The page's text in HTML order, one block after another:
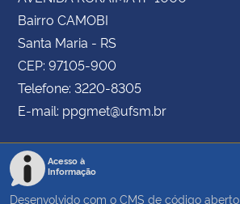
Bairro CAMOBI
Santa Maria - RS
CEP: 97105-900
Telefone: 3220-8305
E-mail: ppgmet@ufsm.br
Acesso à
Informação
Desenvolvido com o CMS de código aberto